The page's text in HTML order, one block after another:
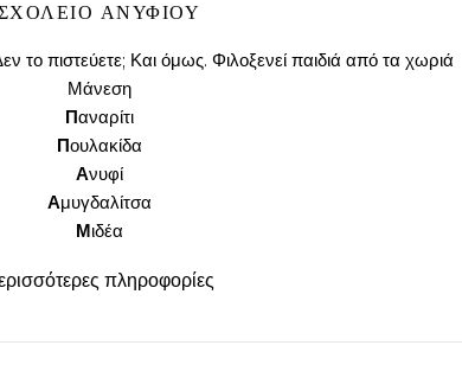
ΑΝΥΦΊΟΥ
το πιστεύετε; Και όμως. Φιλοξενεί παιδιά από τα χωριά
Μάνεση
Παναρίτι
Πουλακίδα
Ανυφί
Αμυγδαλίτσα
Μιδέα
πληροφορίες